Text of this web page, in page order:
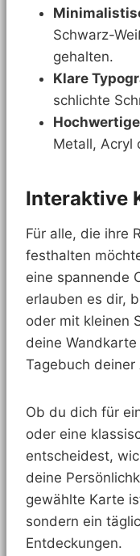
Schwarz-
gehalten.
Klare
schlichte
Metall, Acryl
Interaktive
Für alle, die ihre
festhalten
eine spannende
erlauben es dir,
oder mit kleinen
deine
Tagebuch deiner
Ob du dich für
oder eine
entscheidest,
deine
gewählte Karte
sondern ein
Entdeckungen.